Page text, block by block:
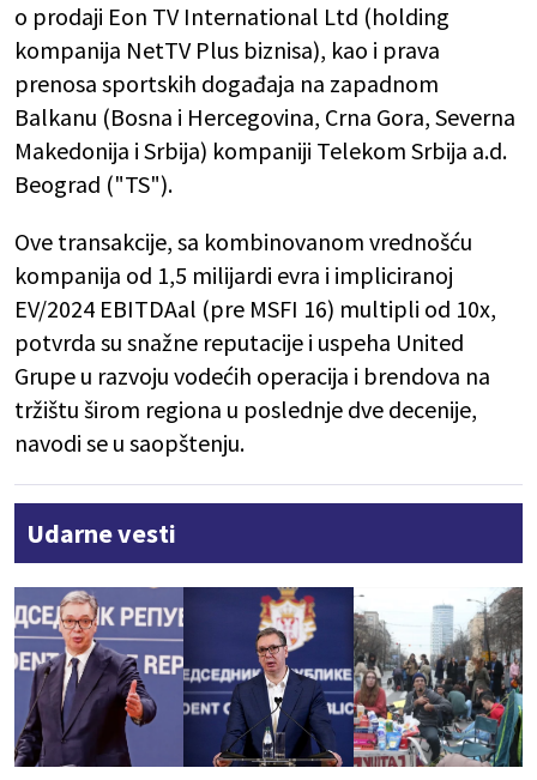
o prodaji Eon TV International Ltd (holding
kompanija NetTV Plus biznisa), kao i prava
prenosa sportskih događaja na zapadnom
Balkanu (Bosna i Hercegovina, Crna Gora, Severna
Makedonija i Srbija) kompaniji Telekom Srbija a.d.
Beograd ("TS").
Ove transakcije, sa kombinovanom vrednošću
kompanija od 1,5 milijardi evra i impliciranoj
EV/2024 EBITDAal (pre MSFI 16) multipli od 10x,
potvrda su snažne reputacije i uspeha United
Grupe u razvoju vodećih operacija i brendova na
tržištu širom regiona u poslednje dve decenije,
navodi se u saopštenju.
Udarne vesti